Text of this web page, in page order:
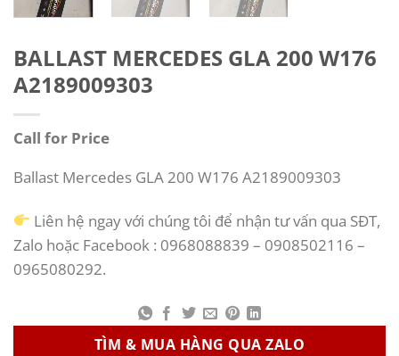
BALLAST MERCEDES GLA 200 W176
A2189009303
Call for Price
Ballast Mercedes GLA 200 W176 A2189009303
Liên hệ ngay với chúng tôi để nhận tư vấn qua SĐT,
Zalo hoặc Facebook : 0968088839 – 0908502116 –
0965080292.
TÌM & MUA HÀNG QUA ZALO